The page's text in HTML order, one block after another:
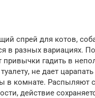
спрей для котов,
в разных вариациях.
привычки гадить в
не дает
в комнате. Распыляют
действие